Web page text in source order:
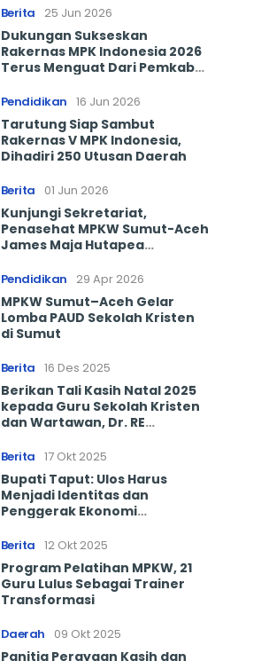
Berita 25 Jun 2026
Dukungan Sukseskan
Rakernas MPK Indonesia 2026
Terus Menguat Dari Pemkab
Pendidikan 16 Jun 2026
Tarutung Siap Sambut
Rakernas V MPK Indonesia,
Dihadiri 250 Utusan Daerah
Berita 01 Jun 2026
Kunjungi Sekretariat,
Penasehat MPKW Sumut-Aceh
James Maja Hutapea
Harus Bangkit
Pendidikan 29 Apr 2026
MPKW Sumut–Aceh Gelar
Lomba PAUD Sekolah Kristen
di Sumut
Berita 16 Des 2025
Berikan Tali Kasih Natal 2025
kepada Guru Sekolah Kristen
dan Wartawan, Dr. RE
Komitmen MPKW Sumut Aceh
Berita 17 Okt 2025
Bupati Taput: Ulos Harus
Menjadi Identitas dan
Penggerak Ekonomi
Berita 12 Okt 2025
Program Pelatihan MPKW, 21
Guru Lulus Sebagai Trainer
Transformasi
Daerah 09 Okt 2025
Panitia Perayaan Kasih dan